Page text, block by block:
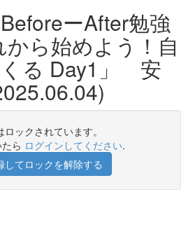
ーAfter勉強
ら始めよう！自
る Day1」 安
ックされています。
ら ログインしてください.
してロックを解除する